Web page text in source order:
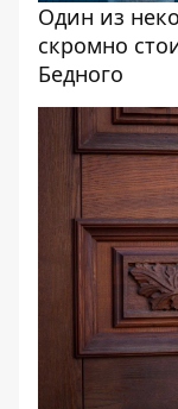
Один из
скромно
Бедного